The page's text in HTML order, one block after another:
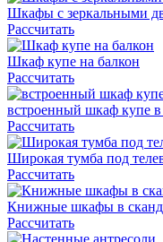
Шкафы с зеркальными
Рассчитать
Шкаф купе на балкон
Рассчитать
встроенный шкаф купе
Рассчитать
Широкая тумба под
Рассчитать
Книжные шкафы в
Рассчитать